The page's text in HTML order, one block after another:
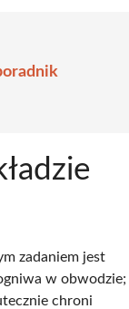
zadaniem jest
w obwodzie;
chroni